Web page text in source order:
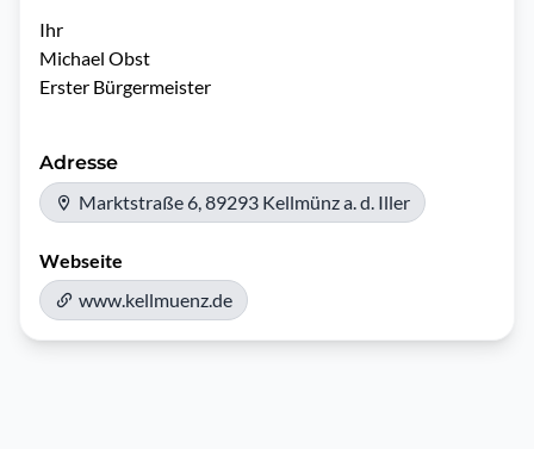
Ihr
Michael Obst
Erster Bürgermeister
Adresse
Marktstraße 6, 89293 Kellmünz a. d. Iller
Webseite
www.kellmuenz.de